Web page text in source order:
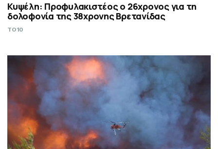
Κυψέλη: Προφυλακιστέος ο 26χρονος για τη
δολοφονία της 38χρονης Βρετανίδας
TO10